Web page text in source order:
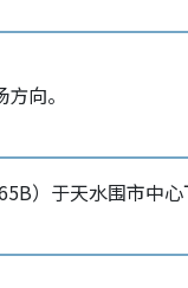
向。
）于天水围市中